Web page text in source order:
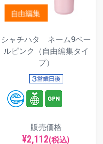
シャチハタ ネーム9ペー
ルピンク（自由編集タイ
プ）
販売価格
¥2,112(税込)